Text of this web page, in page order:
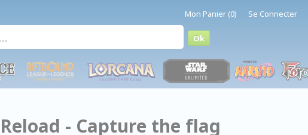
Mon Panier (0) Se Connecter
Reload - Capture the flag